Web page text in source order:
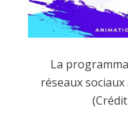
La
réseaux